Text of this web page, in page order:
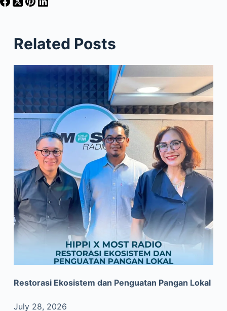
Related Posts
Restorasi Ekosistem dan Penguatan Pangan Lokal
July 28, 2026